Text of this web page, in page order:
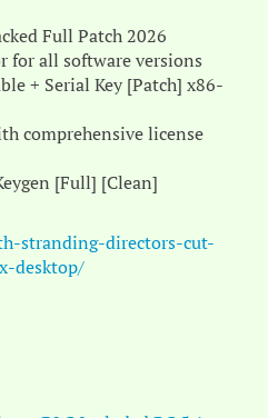
Full Patch 2026
for all software versions
+ Serial Key [Patch] x86-
comprehensive license
[Full] [Clean]
stranding-directors-cut-
desktop/